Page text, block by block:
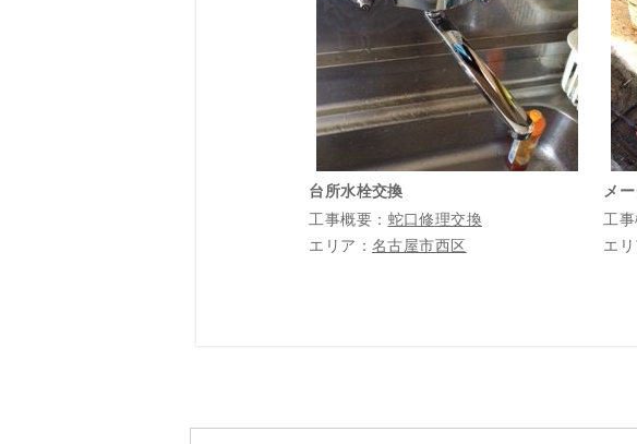
台所水栓交換
工事概要： 蛇口修理交換
エリア：名古屋市西区
メ
工事
エリ